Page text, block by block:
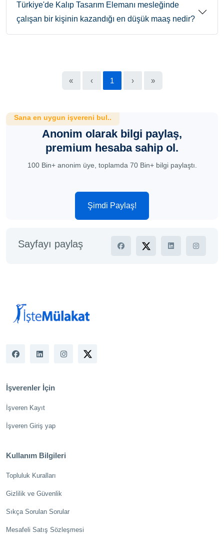
Türkiye'de Kalıp Tasarım Elemanı mesleğinde
çalışan bir kişinin kazandığı en düşük maaş nedir?
« ‹ 1 › »
Sana en uygun işvereni bul..
Anonim olarak bilgi paylaş,
premium hesaba sahip ol.
100 Bin+ anonim üye, toplamda 70 Bin+ bilgi paylaştı.
Şimdi Paylaş!
Sayfayı paylaş
İşverenler İçin
İşveren Kayıt
İşveren Giriş yap
Kullanım Bilgileri
Topluluk Kuralları
Gizlilik ve Güvenlik
Sıkça Sorulan Sorular
Mesafeli Satış Sözleşmesi